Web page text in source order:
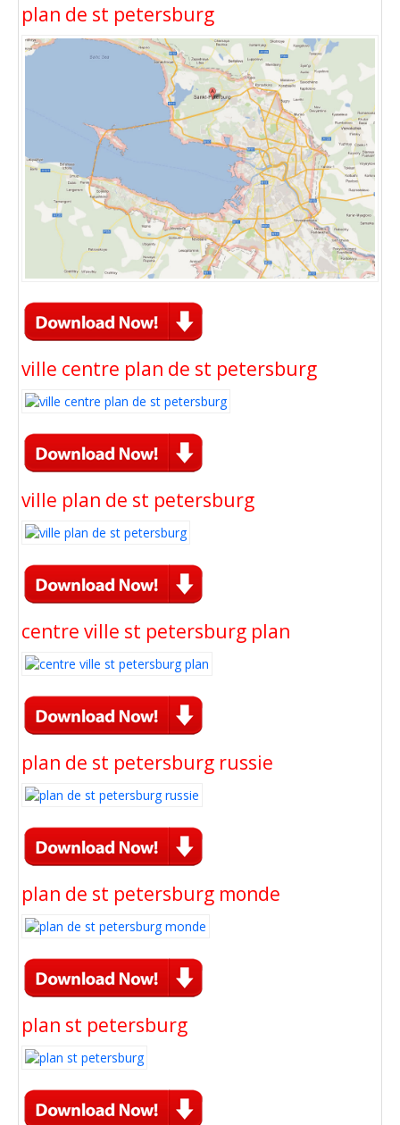
plan de st petersburg
ville centre plan de st petersburg
ville plan de st petersburg
centre ville st petersburg plan
plan de st petersburg russie
plan de st petersburg monde
plan st petersburg